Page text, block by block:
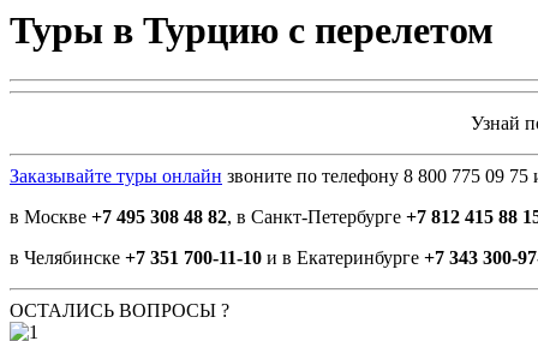
Туры в Турцию с перелетом
Узнай
Заказывайте туры онлайн звоните по телефону 8 800 775 09
в Москве +7 495 308 48 82, в Санкт-Петербурге +7 812 415 88
в Челябинске +7 351 700-11-10 и в Екатеринбурге +7 343 300-
ОСТАЛИСЬ ВОПРОСЫ ?